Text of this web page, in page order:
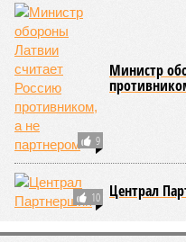
9
Министр
10 Централ